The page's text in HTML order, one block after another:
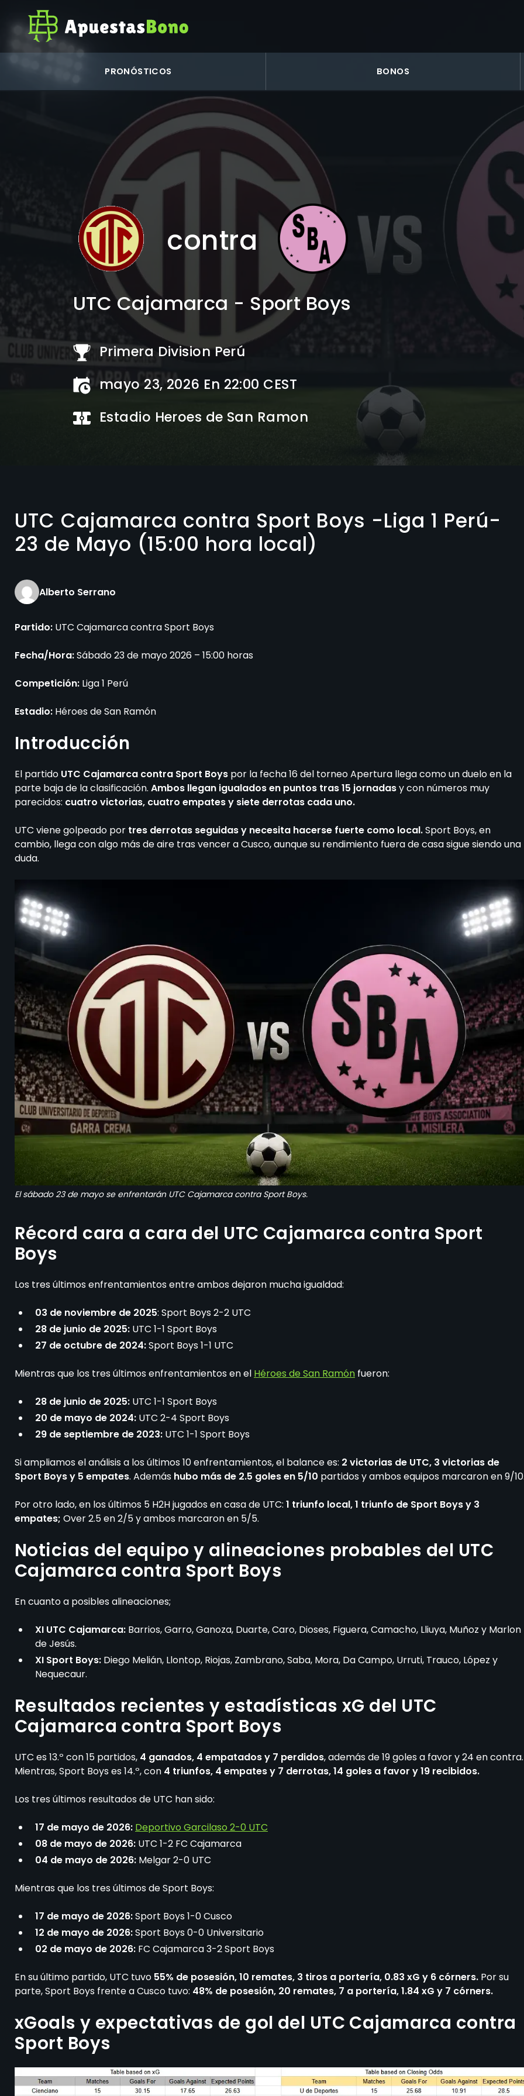
PRONÓSTICOS BONOS
contra
UTC Cajamarca - Sport Boys
Primera Division Perú
mayo 23, 2026 En 22:00 CEST
Estadio Heroes de San Ramon
UTC Cajamarca contra Sport Boys -Liga 1 Perú-
23 de Mayo (15:00 hora local)
Alberto Serrano
Partido: UTC Cajamarca contra Sport Boys
Fecha/Hora:Sábado 23 de mayo 2026 – 15:00 horas
Competición: Liga 1 Perú
Estadio: Héroes de San Ramón
Introducción
El partido UTC Cajamarca contra Sport Boys por la fecha 16 del torneo Apertura llega como un duelo en la
parte baja de la clasificación. Ambos llegan igualados en puntos tras 15 jornadasy con números muy
parecidos: cuatro victorias, cuatro empates y siete derrotas cada uno.
UTC viene golpeado por tres derrotas seguidas y necesita hacerse fuerte como local.Sport Boys, en
cambio, llega con algo más de aire tras vencer a Cusco, aunque su rendimiento fuera de casa sigue siendo una
duda.
El sábado 23 de mayo se enfrentarán UTC Cajamarca contra Sport Boys.
Récord cara a cara del UTC Cajamarca contra Sport
Boys
Los tres últimos enfrentamientos entre ambos dejaron mucha igualdad:
03 de noviembre de 2025: Sport Boys 2-2 UTC
28 de junio de 2025: UTC 1-1 Sport Boys
27 de octubre de 2024:Sport Boys 1-1 UTC
Mientras que los tres últimos enfrentamientos en el Héroes de San Ramón fueron:
28 de junio de 2025: UTC 1-1 Sport Boys
20 de mayo de 2024: UTC 2-4 Sport Boys
29 de septiembre de 2023: UTC 1-1 Sport Boys
Si ampliamos el análisis a los últimos 10 enfrentamientos, el balance es: 2 victorias de UTC, 3 victorias de
Sport Boys y 5 empates. Además hubo más de 2.5 goles en 5/10 partidos y ambos equipos marcaron en 9/
Por otro lado, en los últimos 5 H2H jugados en casa de UTC: 1 triunfo local, 1 triunfo de Sport Boys y 3
empates; Over 2.5 en 2/5 y ambos marcaron en 5/5.
Noticias del equipo y alineaciones probables del UTC
Cajamarca contra Sport Boys
En cuanto a posibles alineaciones;
XI UTC Cajamarca: Barrios, Garro, Ganoza, Duarte, Caro, Dioses, Figuera, Camacho, Lliuya, Muñoz y Marlon
de Jesús.
XI Sport Boys: Diego Melián, Llontop, Riojas, Zambrano, Saba, Mora, Da Campo, Urruti, Trauco, López y
Nequecaur.
Resultados recientes y estadísticas xG del UTC
Cajamarca contra Sport Boys
UTC es 13.º con 15 partidos, 4 ganados, 4 empatados y 7 perdidos, además de 19 goles a favor y 24 en contra.
Mientras, Sport Boys es 14.º, con 4 triunfos, 4 empates y 7 derrotas, 14 goles a favor y 19 recibidos.
Los tres últimos resultados de UTC han sido:
17 de mayo de 2026: Deportivo Garcilaso 2-0 UTC
08 de mayo de 2026: UTC 1-2 FC Cajamarca
04 de mayo de 2026: Melgar 2-0 UTC
Mientras que los tres últimos de Sport Boys:
17 de mayo de 2026:Sport Boys 1-0 Cusco
12 de mayo de 2026:Sport Boys 0-0 Universitario
02 de mayo de 2026: FC Cajamarca 3-2 Sport Boys
En su último partido, UTC tuvo 55% de posesión, 10 remates, 3 tiros a portería, 0.83 xG y 6 córners. Por su
parte, Sport Boys frente a Cusco tuvo: 48% de posesión, 20 remates, 7 a portería, 1.84 xG y 7 córners.
xGoals y expectativas de gol del UTC Cajamarca contra
Sport Boys